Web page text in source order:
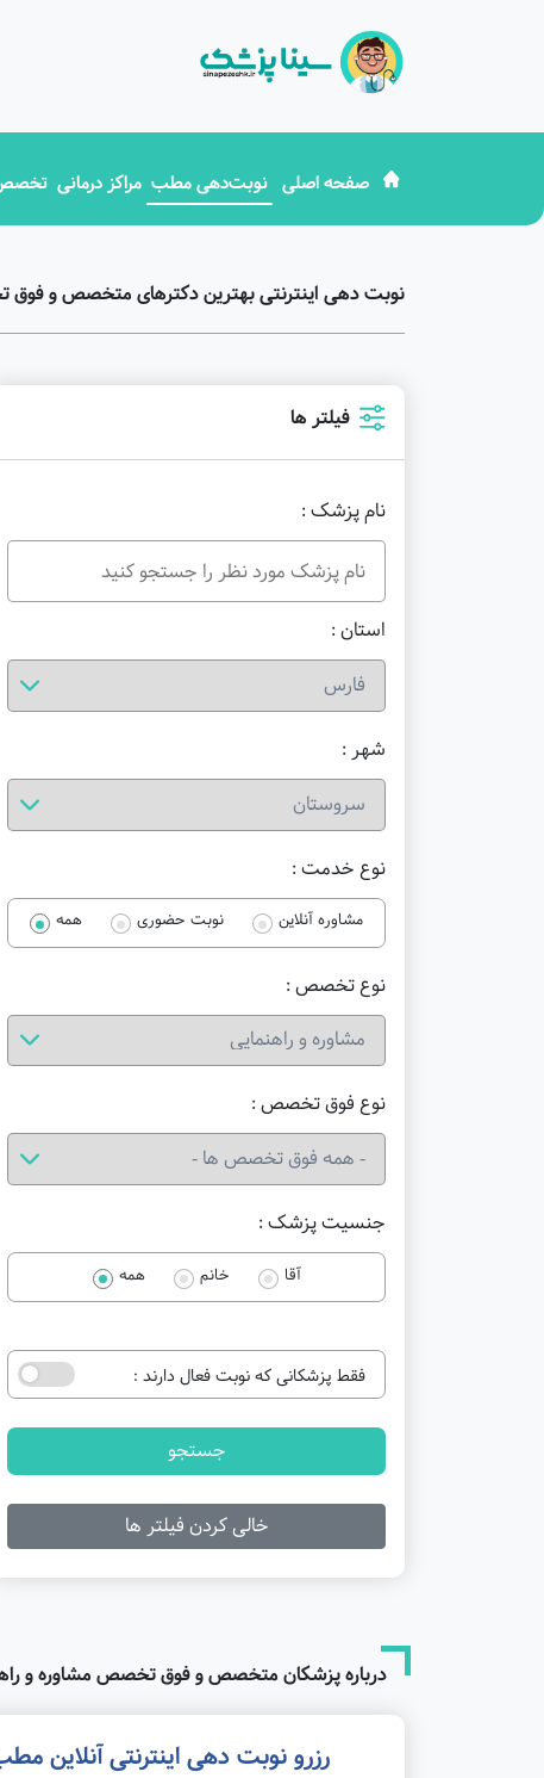
صفحه اصلی نوبت‌دهی مطب مراکز درمانی
نوبت دهی اینترنتی بهترین دکترهای متخصص و
فیلتر ها
نام پزشک :
استان :
شهر :
نوع خدمت :
مشاوره آنلاین نوبت حضوری همه
نوع تخصص :
نوع فوق تخصص :
جنسیت پزشک :
آقا خانم همه
فقط پزشکانی که نوبت فعال دارند :
جستجو
خالی کردن فیلتر ها
درباره پزشکان متخصص و فوق تخصص مشاوره و
رزرو نوبت دهی اینترنتی